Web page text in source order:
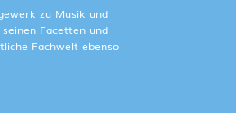
zu Musik und
Facetten und
Fachwelt ebenso